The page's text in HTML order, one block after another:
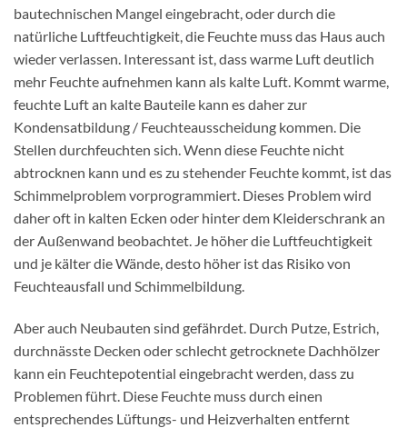
bautechnischen Mangel eingebracht, oder durch die
natürliche Luftfeuchtigkeit, die Feuchte muss das Haus auch
wieder verlassen. Interessant ist, dass warme Luft deutlich
mehr Feuchte aufnehmen kann als kalte Luft. Kommt warme,
feuchte Luft an kalte Bauteile kann es daher zur
Kondensatbildung / Feuchteausscheidung kommen. Die
Stellen durchfeuchten sich. Wenn diese Feuchte nicht
abtrocknen kann und es zu stehender Feuchte kommt, ist das
Schimmelproblem vorprogrammiert. Dieses Problem wird
daher oft in kalten Ecken oder hinter dem Kleiderschrank an
der Außenwand beobachtet. Je höher die Luftfeuchtigkeit
und je kälter die Wände, desto höher ist das Risiko von
Feuchteausfall und Schimmelbildung.
Aber auch Neubauten sind gefährdet. Durch Putze, Estrich,
durchnässte Decken oder schlecht getrocknete Dachhölzer
kann ein Feuchtepotential eingebracht werden, dass zu
Problemen führt. Diese Feuchte muss durch einen
entsprechendes Lüftungs- und Heizverhalten entfernt